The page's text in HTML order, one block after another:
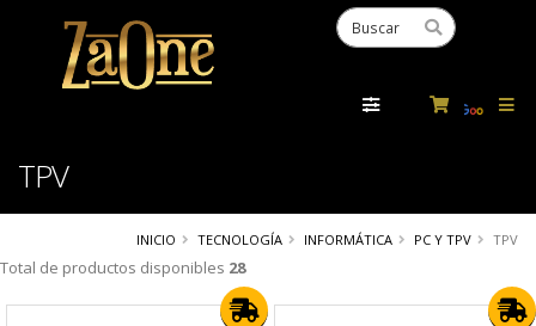
TPV
INICIO TECNOLOGÍA INFORMÁTICA PC Y TPV TPV
Total de productos disponibles 28